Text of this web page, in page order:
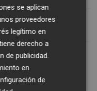
se aplican
proveedores
legítimo en
derecho a
de publicidad.
en
de